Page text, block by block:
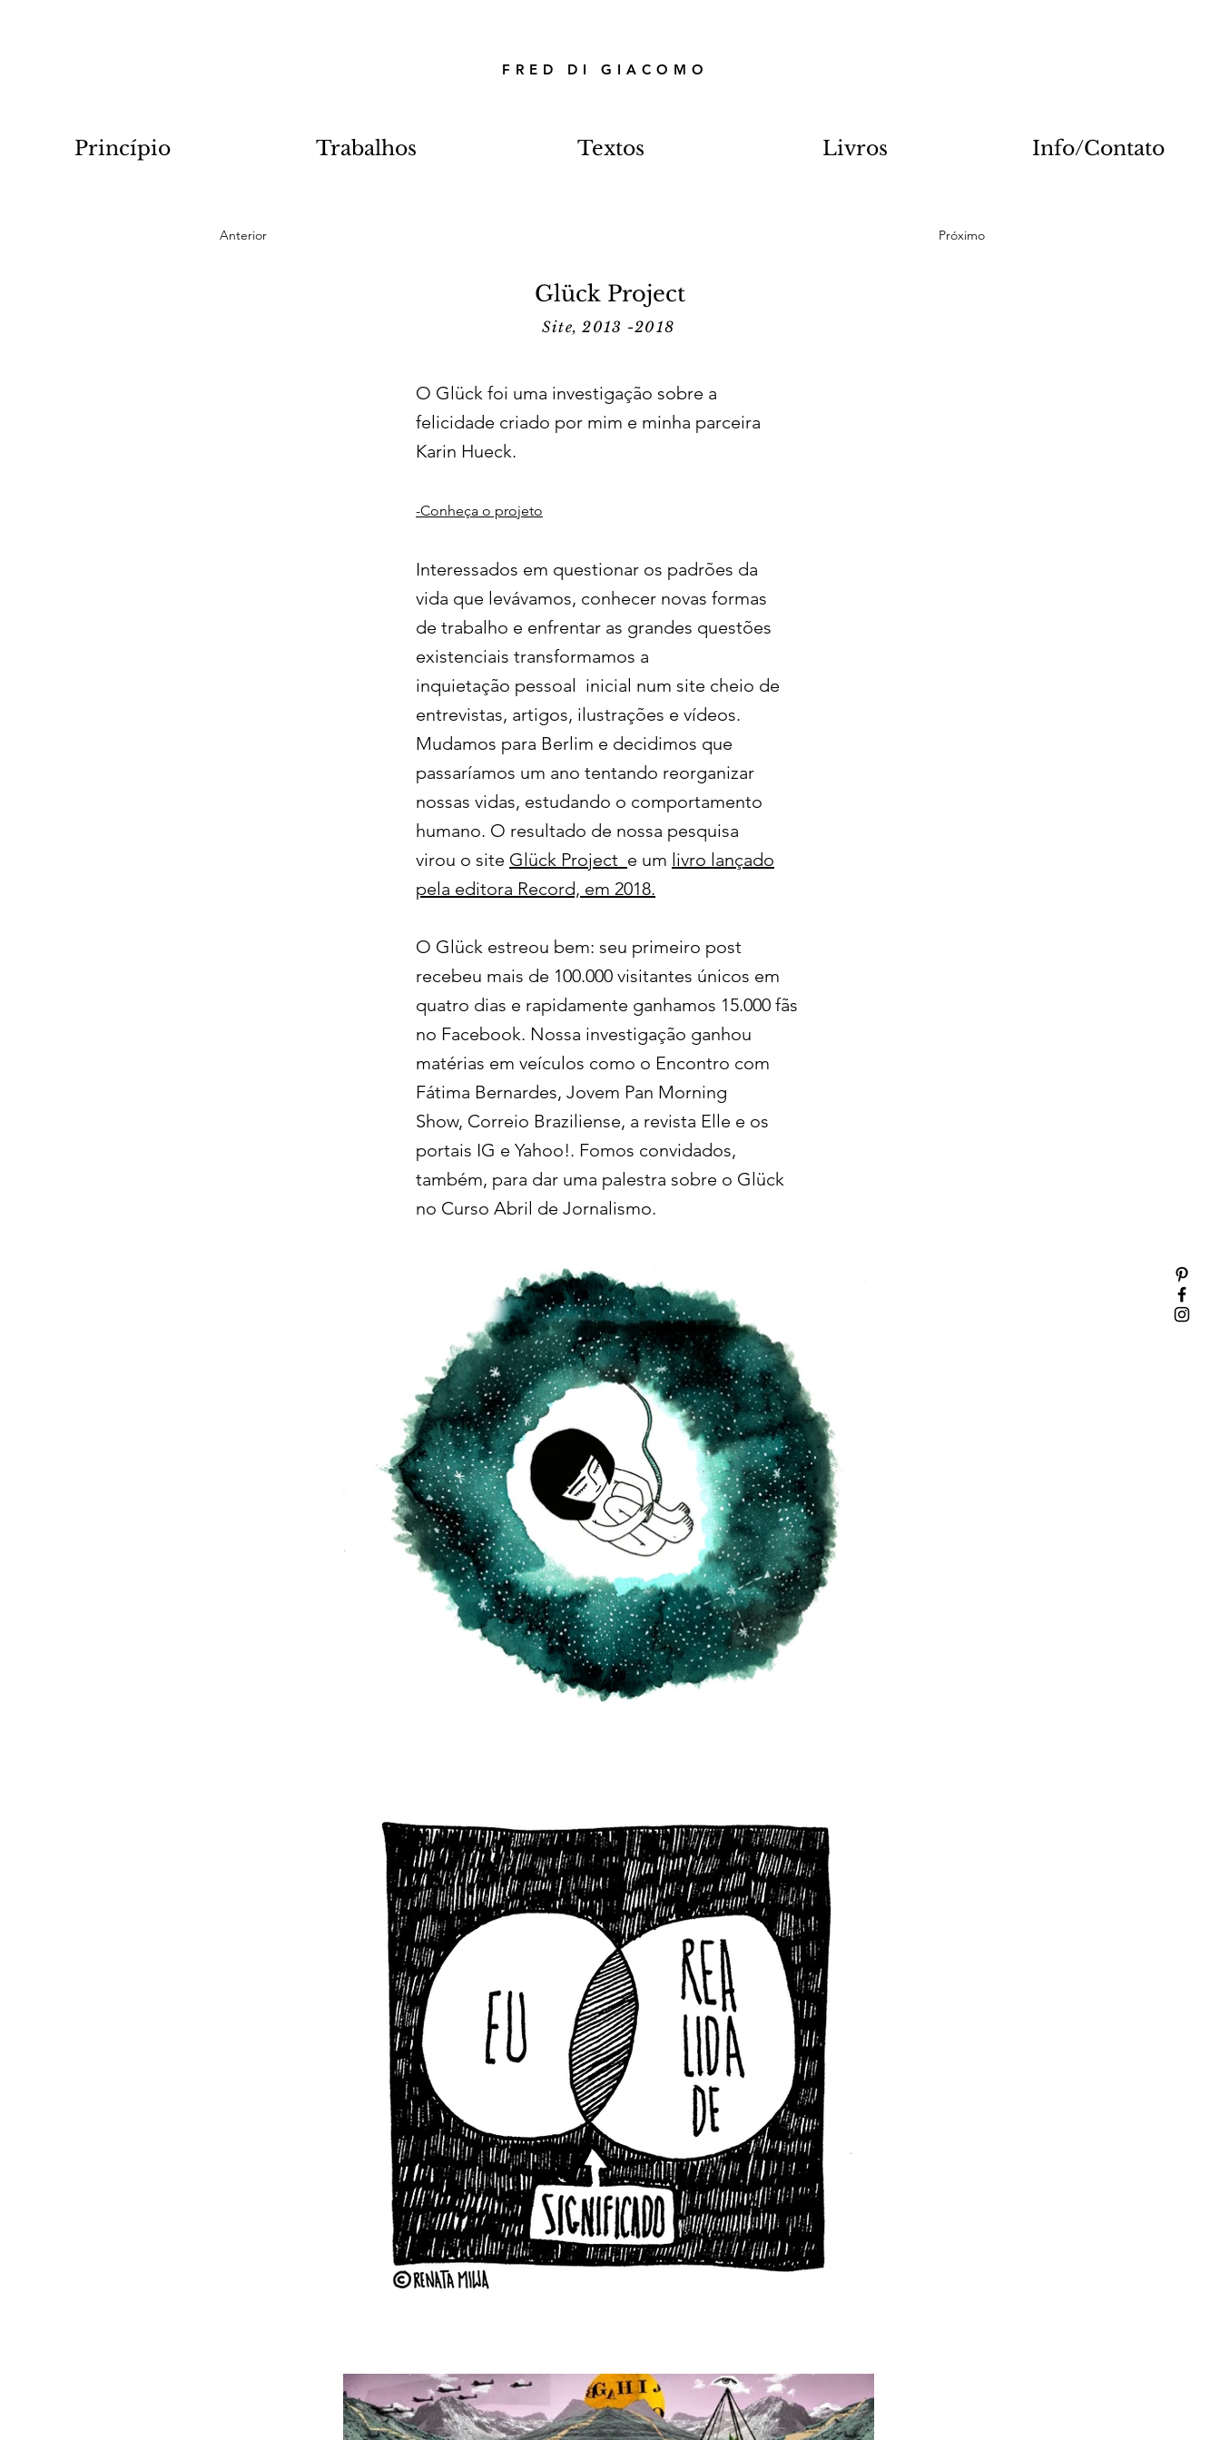
FRED DI GIACOMO
Princípio Trabalhos Textos Livros Info/Contato
Anterior Próximo
Glück Project
Site, 2013 -2018
O Glück foi uma investigação sobre a
felicidade criado por mim e minha parceira
Karin Hueck.
-Conheça o projeto
Interessados em questionar os padrões da
vida que levávamos, conhecer novas formas
de trabalho e enfrentar as grandes questões
existenciais transformamos a
inquietação pessoal inicial num site cheio de
entrevistas, artigos, ilustrações e vídeos.
Mudamos para Berlim e decidimos que
passaríamos um ano tentando reorganizar
nossas vidas, estudando o comportamento
humano. O resultado de nossa pesquisa
virou o site Glück Project e um livro lançado
pela editora Record, em 2018.
O Glück estreou bem: seu primeiro post
recebeu mais de 100.000 visitantes únicos em
quatro dias e rapidamente ganhamos 15.000 fãs
no Facebook. Nossa investigação ganhou
matérias em veículos como o Encontro com
Fátima Bernardes, Jovem Pan Morning
Show, Correio Braziliense, a revista Elle e os
portais IG e Yahoo!. Fomos convidados,
também, para dar uma palestra sobre o Glück
no Curso Abril de Jornalismo.